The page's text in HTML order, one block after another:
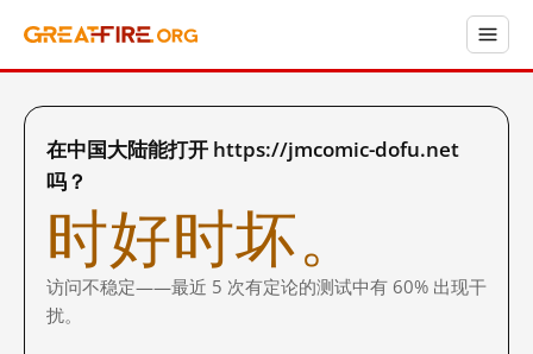
在中国大陆能打开 https://jmcomic-dofu.net
吗？
时好时坏。
访问不稳定——最近 5 次有定论的测试中有 60% 出现干
扰。